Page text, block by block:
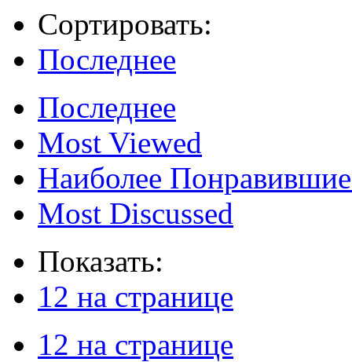
Сортировать:
Последнее
Последнее
Most Viewed
Наиболее
Most Discussed
Показать:
12 на странице
12 на странице